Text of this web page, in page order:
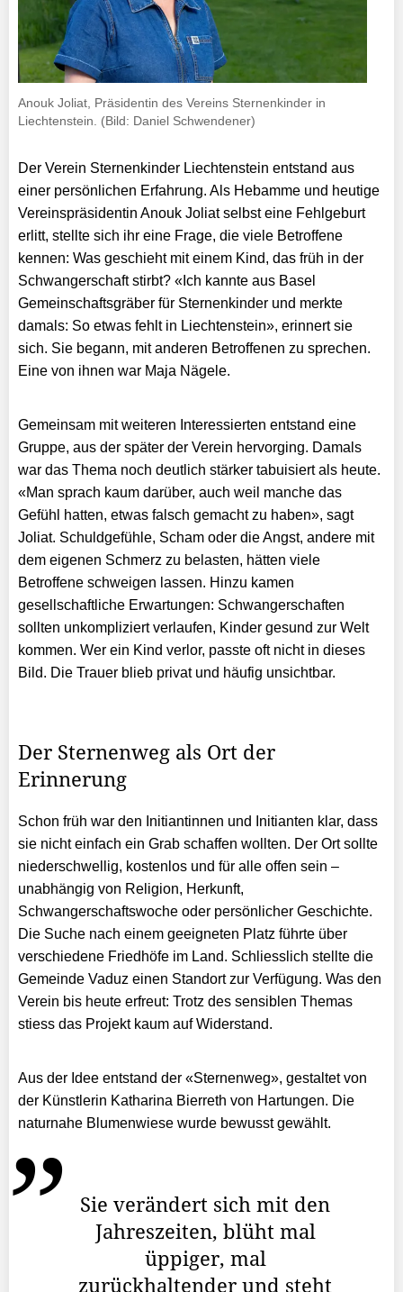
Anouk Joliat, Präsidentin des Vereins Sternenkinder in
Liechtenstein. (Bild: Daniel Schwendener)
Der Verein Sternenkinder Liechtenstein entstand aus
einer persönlichen Erfahrung. Als Hebamme und heutige
Vereinspräsidentin Anouk Joliat selbst eine Fehlgeburt
erlitt, stellte sich ihr eine Frage, die viele Betroffene
kennen: Was geschieht mit einem Kind, das früh in der
Schwangerschaft stirbt? «Ich kannte aus Basel
Gemeinschaftsgräber für Sternenkinder und merkte
damals: So etwas fehlt in Liechtenstein», erinnert sie
sich. Sie begann, mit anderen Betroffenen zu sprechen.
Eine von ihnen war Maja Nägele.
Gemeinsam mit weiteren Interessierten entstand eine
Gruppe, aus der später der Verein hervorging. Damals
war das Thema noch deutlich stärker tabuisiert als heute.
«Man sprach kaum darüber, auch weil manche das
Gefühl hatten, etwas falsch gemacht zu haben», sagt
Joliat. Schuldgefühle, Scham oder die Angst, andere mit
dem eigenen Schmerz zu belasten, hätten viele
Betroffene schweigen lassen. Hinzu kamen
gesellschaftliche Erwartungen: Schwangerschaften
sollten unkompliziert verlaufen, Kinder gesund zur Welt
kommen. Wer ein Kind verlor, passte oft nicht in dieses
Bild. Die Trauer blieb privat und häufig unsichtbar.
Der Sternenweg als Ort der
Erinnerung
Schon früh war den Initiantinnen und Initianten klar, dass
sie nicht einfach ein Grab schaffen wollten. Der Ort sollte
niederschwellig, kostenlos und für alle offen sein –
unabhängig von Religion, Herkunft,
Schwangerschaftswoche oder persönlicher Geschichte.
Die Suche nach einem geeigneten Platz führte über
verschiedene Friedhöfe im Land. Schliesslich stellte die
Gemeinde Vaduz einen Standort zur Verfügung. Was den
Verein bis heute erfreut: Trotz des sensiblen Themas
stiess das Projekt kaum auf Widerstand.
Aus der Idee entstand der «Sternenweg», gestaltet von
der Künstlerin Katharina Bierreth von Hartungen. Die
naturnahe Blumenwiese wurde bewusst gewählt.
Sie verändert sich mit den
Jahreszeiten, blüht mal
üppiger, mal
zurückhaltender und steht